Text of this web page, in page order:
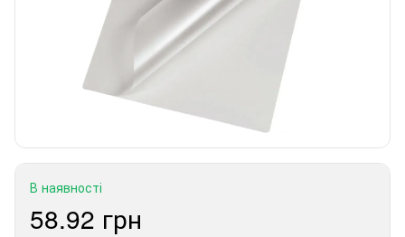
В наявності
58.92 грн